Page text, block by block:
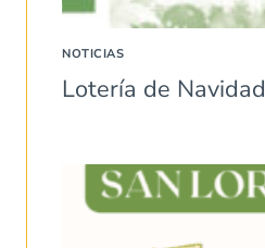
NOTICIAS
Lotería de Navidad